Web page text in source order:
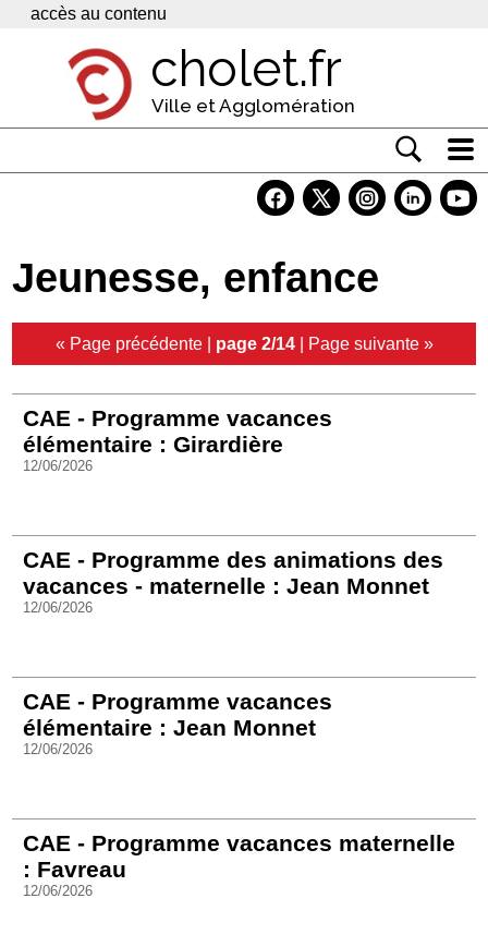
Panneau de gestion des cookies
accès au contenu
cholet.fr
Ville et Agglomération
Economie
Services
Jeunesse, enfance
« Page précédente| page 2/14| Page suivante »
CAE - Programme vacances
élémentaire : Girardière
12/06/2026
CAE - Programme des animations des
vacances - maternelle : Jean Monnet
12/06/2026
CAE - Programme vacances
élémentaire : Jean Monnet
12/06/2026
CAE - Programme vacances maternelle
: Favreau
12/06/2026